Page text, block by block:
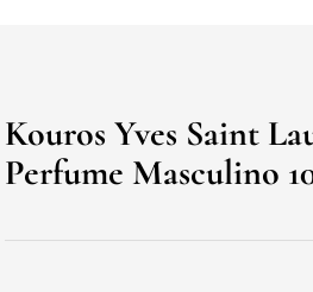
Kouros Yves Saint
Perfume Masculino